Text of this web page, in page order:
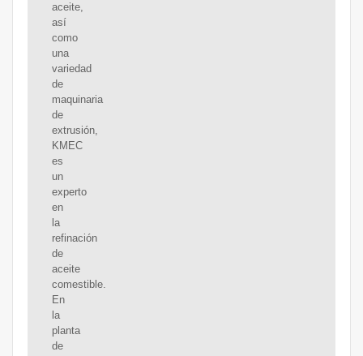
aceite,
así
como
una
variedad
de
maquinaria
de
extrusión,
KMEC
es
un
experto
en
la
refinación
de
aceite
comestible.
En
la
planta
de